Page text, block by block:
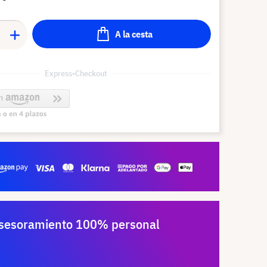
A la cesta
Express-Checkout
100% personal